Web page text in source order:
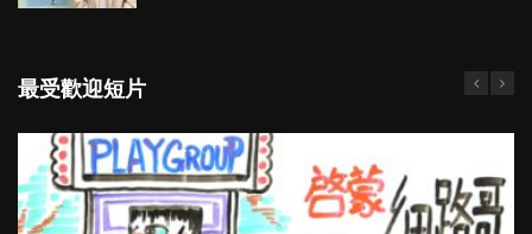
最受歡迎短片